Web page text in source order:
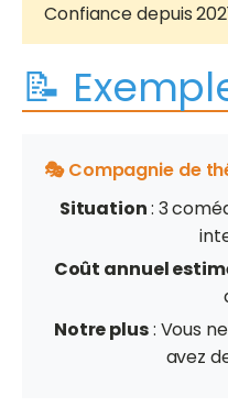
Confiance depuis
📝
🎭 Compagnie de
Situation: 3
Coût annuel
Notre plus: Vous
avez